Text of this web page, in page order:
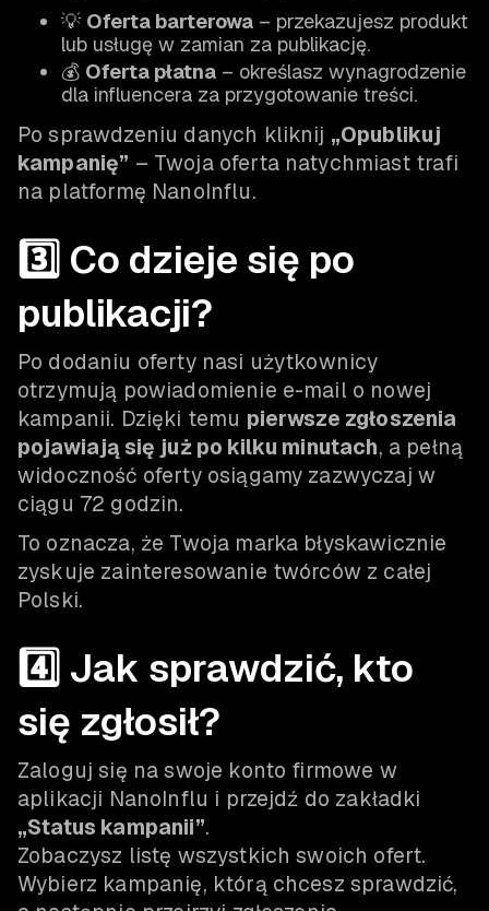
💡 Oferta barterowa – przekazujesz produkt
lub usługę w zamian za publikację.
💰 Oferta płatna – określasz wynagrodzenie
dla influencera za przygotowanie treści.
Po sprawdzeniu danych kliknij „Opublikuj
kampanię” – Twoja oferta natychmiast trafi
na platformę NanoInflu.
3️⃣ Co dzieje się po
publikacji?
Po dodaniu oferty nasi użytkownicy
otrzymują powiadomienie e-mail o nowej
kampanii. Dzięki temu pierwsze zgłoszenia
pojawiają się już po kilku minutach, a pełną
widoczność oferty osiągamy zazwyczaj w
ciągu 72 godzin.
To oznacza, że Twoja marka błyskawicznie
zyskuje zainteresowanie twórców z całej
Polski.
4️⃣ Jak sprawdzić, kto
się zgłosił?
Zaloguj się na swoje konto firmowe w
aplikacji NanoInflu i przejdź do zakładki
„Status kampanii”.
Zobaczysz listę wszystkich swoich ofert.
Wybierz kampanię, którą chcesz sprawdzić,